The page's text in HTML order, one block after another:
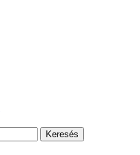
Keresés